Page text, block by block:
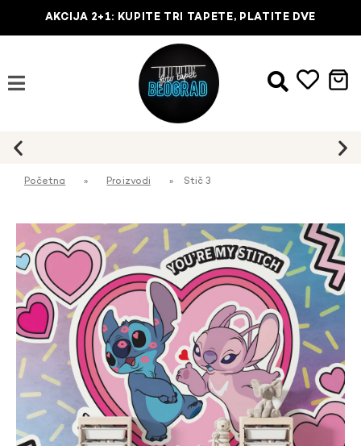
AKCIJA 2+1: KUPITE TRI TAPETE, PLATITE DVE
Početna
» Proizvodi » Stič 3